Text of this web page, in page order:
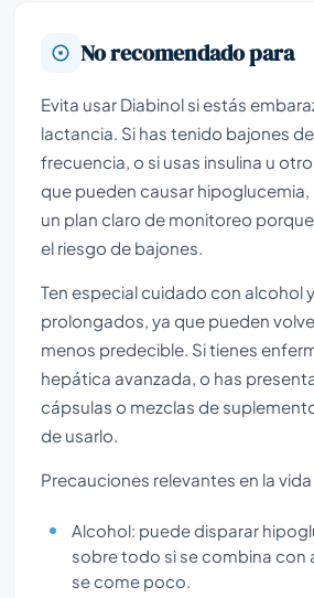
No recomendado para
Evita usar Diabinol si estás
lactancia. Si has tenido bajones
frecuencia, o si usas insulina u
que pueden causar hipoglucemia,
un plan claro de monitoreo
el riesgo de bajones.
Ten especial cuidado con alcohol
prolongados, ya que pueden
menos predecible. Si tienes
hepática avanzada, o has
cápsulas o mezclas de
de usarlo.
Precauciones relevantes en la vida
Alcohol: puede disparar
sobre todo si se combina con
se come poco.